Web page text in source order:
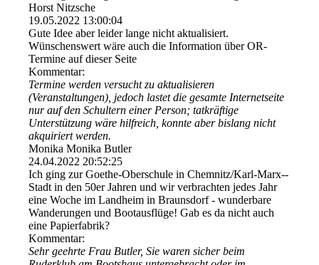
Horst Nitzsche
19.05.2022 13:00:04
Gute Idee aber leider lange nicht aktualisiert.
Wünschenswert wäre auch die Information über OR-
Termine auf dieser Seite
Kommentar:
Termine werden versucht zu aktualisieren
(Veranstaltungen), jedoch lastet die gesamte Internetseite
nur auf den Schultern einer Person; tatkräftige
Unterstützung wäre hilfreich, konnte aber bislang nicht
akquiriert werden.
Monika Monika Butler
24.04.2022 20:52:25
Ich ging zur Goethe-Oberschule in Chemnitz/­Karl-­Marx-­
Stadt in den 50er Jahren und wir verbrachten jedes Jahr
eine Woche im Landheim in Braunsdorf - wunderbare
Wanderungen und Bootausflüge! Gab es da nicht auch
eine Papierfabrik?
Kommentar:
Sehr geehrte Frau Butler, Sie waren sicher beim